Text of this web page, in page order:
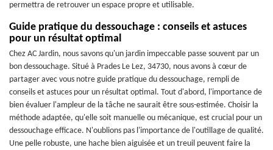
permettra de retrouver un espace propre et utilisable.
Guide pratique du dessouchage : conseils et astuces
pour un résultat optimal
Chez AC Jardin, nous savons qu'un jardin impeccable passe souvent par un
bon dessouchage. Situé à Prades Le Lez, 34730, nous avons à cœur de
partager avec vous notre guide pratique du dessouchage, rempli de
conseils et astuces pour un résultat optimal. Tout d'abord, l'importance de
bien évaluer l'ampleur de la tâche ne saurait être sous-estimée. Choisir la
méthode adaptée, qu'elle soit manuelle ou mécanique, est crucial pour un
dessouchage efficace. N'oublions pas l'importance de l'outillage de qualité.
Une pelle robuste, une hache bien aiguisée et un treuil peuvent faire la